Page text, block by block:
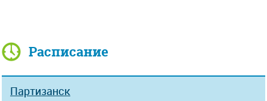
Расписание
Партизанск